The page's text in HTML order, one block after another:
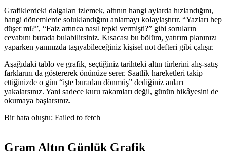
Grafiklerdeki dalgaları izlemek, altının hangi aylarda hızlandığını,
hangi dönemlerde soluklandığını anlamayı kolaylaştırır. “Yazları hep
düşer mi?”, “Faiz artınca nasıl tepki vermişti?” gibi soruların
cevabını burada bulabilirsiniz. Kısacası bu bölüm, yatırım planınızı
yaparken yanınızda taşıyabileceğiniz kişisel not defteri gibi çalışır.
Aşağıdaki tablo ve grafik, seçtiğiniz tarihteki altın türlerini alış-satış
farklarını da göstererek önünüze serer. Saatlik hareketleri takip
ettiğinizde o gün “işte buradan dönmüş” dediğiniz anları
yakalarsınız. Yani sadece kuru rakamları değil, günün hikâyesini de
okumaya başlarsınız.
Bir hata oluştu: Failed to fetch
Gram Altın Günlük Grafik